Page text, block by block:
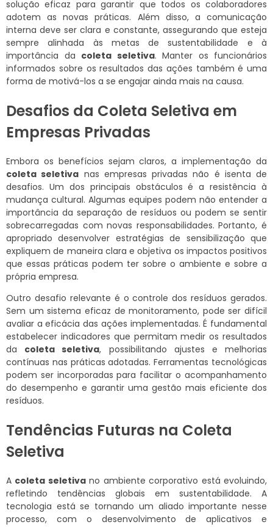
solução eficaz para garantir que todos os colaboradores
adotem as novas práticas. Além disso, a comunicação
interna deve ser clara e constante, assegurando que esteja
sempre alinhada às metas de sustentabilidade e à
importância da coleta seletiva. Manter os funcionários
informados sobre os resultados das ações também é uma
forma de motivá-los a se engajar ainda mais na causa.
Desafios da Coleta Seletiva em
Empresas Privadas
Embora os benefícios sejam claros, a implementação da
coleta seletiva nas empresas privadas não é isenta de
desafios. Um dos principais obstáculos é a resistência à
mudança cultural. Algumas equipes podem não entender a
importância da separação de resíduos ou podem se sentir
sobrecarregadas com novas responsabilidades. Portanto, é
apropriado desenvolver estratégias de sensibilização que
expliquem de maneira clara e objetiva os impactos positivos
que essas práticas podem ter sobre o ambiente e sobre a
própria empresa.
Outro desafio relevante é o controle dos resíduos gerados.
Sem um sistema eficaz de monitoramento, pode ser difícil
avaliar a eficácia das ações implementadas. É fundamental
estabelecer indicadores que permitam medir os resultados
da coleta seletiva, possibilitando ajustes e melhorias
contínuas nas práticas adotadas. Ferramentas tecnológicas
podem ser incorporadas para facilitar o acompanhamento
do desempenho e garantir uma gestão mais eficiente dos
resíduos.
Tendências Futuras na Coleta
Seletiva
A coleta seletivano ambiente corporativo está evoluindo,
refletindo tendências globais em sustentabilidade. A
tecnologia está se tornando um aliado importante nesse
processo, com o desenvolvimento de aplicativos e